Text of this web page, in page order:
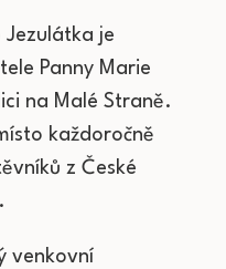
Jezulátka je
Panny Marie
na Malé Straně.
každoročně
z České
venkovní